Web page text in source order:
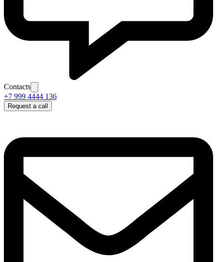
Contacts
+7 999 4444 136
Request a call